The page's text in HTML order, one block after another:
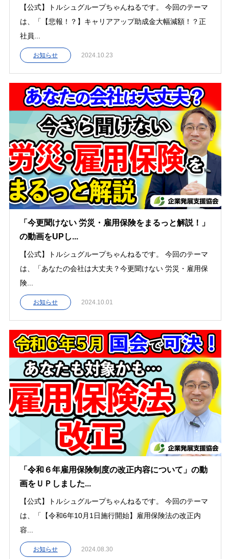
【公式】トルシュグループちゃんねるです。 今回のテーマ
は、「【悲報！？】キャリアアップ助成金大幅減額！？正
社員...
お知らせ 2024.10.23
「今更聞けない 労災・雇用保険をまるっと解説！」
の動画をUPし...
【公式】トルシュグループちゃんねるです。 今回のテーマ
は、「あなたの会社は大丈夫？今更聞けない 労災・雇用保
険...
お知らせ 2024.10.01
「令和６年雇用保険制度の改正内容について」の動
画をＵＰしました...
【公式】トルシュグループちゃんねるです。 今回のテーマ
は、「【令和6年10月1日施行開始】雇用保険法の改正内
容...
お知らせ 2024.08.30